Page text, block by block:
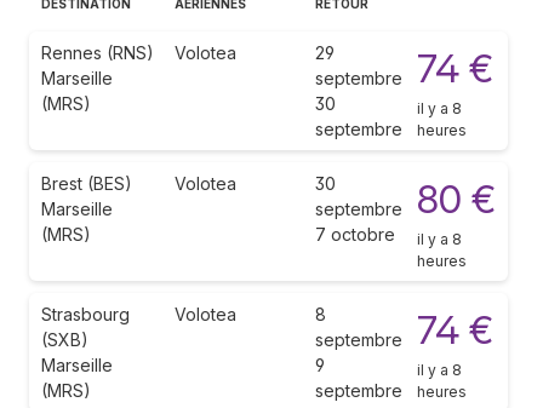
DESTINATION AÉRIENNES RETOUR
Rennes (RNS)
Marseille
(MRS)
Volotea
29
septembre
30
septembre
74 €
il y a 8
heures
Brest (BES)
Marseille
(MRS)
Volotea
30
septembre
7 octobre
80 €
il y a 8
heures
Strasbourg
(SXB)
Marseille
(MRS)
Volotea
8
septembre
9
septembre
74 €
il y a 8
heures